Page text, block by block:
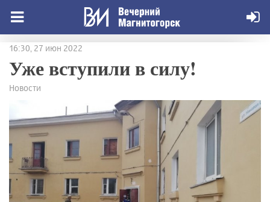
16:30, 27 июн 2022
Уже вступили в силу!
Новости